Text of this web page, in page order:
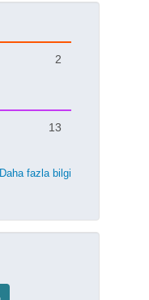
2
13
Daha fazla bilgi